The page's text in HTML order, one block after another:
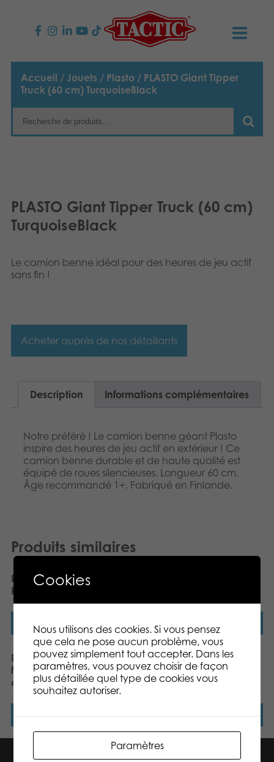
PRODUITS
Jeux enfants
Jeux famille
Puzzles
Jouets
NOUVEAUTÉS
TACTIC
Notre histoire
Liens
Média
English
Accueil / Jouets / Plasto / PLASTO Giant Tipper
Truck (60 cm) TurquoiseBlack
PLASTO Giant Tipper Truck (60 cm)
TurquoiseBlack
Le camion benne idéal pour des heures de jeu actif
sans fin !
Acheter auprès de nos détaillants
Description Informations complémentaires
Notre préféré ! Le camion benne géant Plasto
inspire des heures de jeu actif en extérieur ! Ce
camion benne durable et de haute qualité est
équipé de roues silencieuses. Longueur 60 cm.
Âge recommandé 1+. Fabriqué en Finlande.
Produits similaires
PLASTO Soft Neutrals
Baby Walker
Lire la suite
PLASTO Tractor with
frontloader & trailer 56,5
cm
Lire la suite
PLASTO Truck and
Shoveldozer in retail box
Lire la suite
Cookies
Nous utilisons des cookies. Si vous pensez
que cela ne pose aucun problème, vous
pouvez simplement tout accepter. Dans les
paramètres, vous pouvez choisir de façon
plus détaillée quel type de cookies vous
souhaitez autoriser.
Paramètres